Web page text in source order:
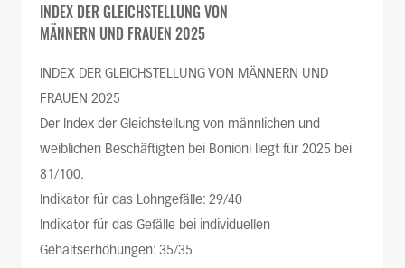
INDEX DER GLEICHSTELLUNG VON
MÄNNERN UND FRAUEN 2025
INDEX DER GLEICHSTELLUNG VON MÄNNERN UND
FRAUEN 2025
Der Index der Gleichstellung von männlichen und
weiblichen Beschäftigten bei Bonioni liegt für 2025 bei
81/100.
Indikator für das Lohngefälle: 29/40
Indikator für das Gefälle bei individuellen
Gehaltserhöhungen: 35/35